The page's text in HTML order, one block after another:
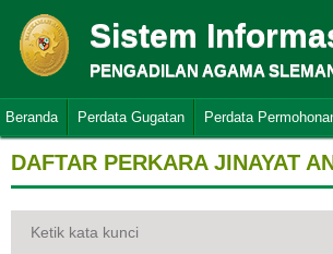
Sistem
PENGADILAN AGAMA
Beranda Perdata Gugatan Perdata
DAFTAR PERKARA JINAYAT